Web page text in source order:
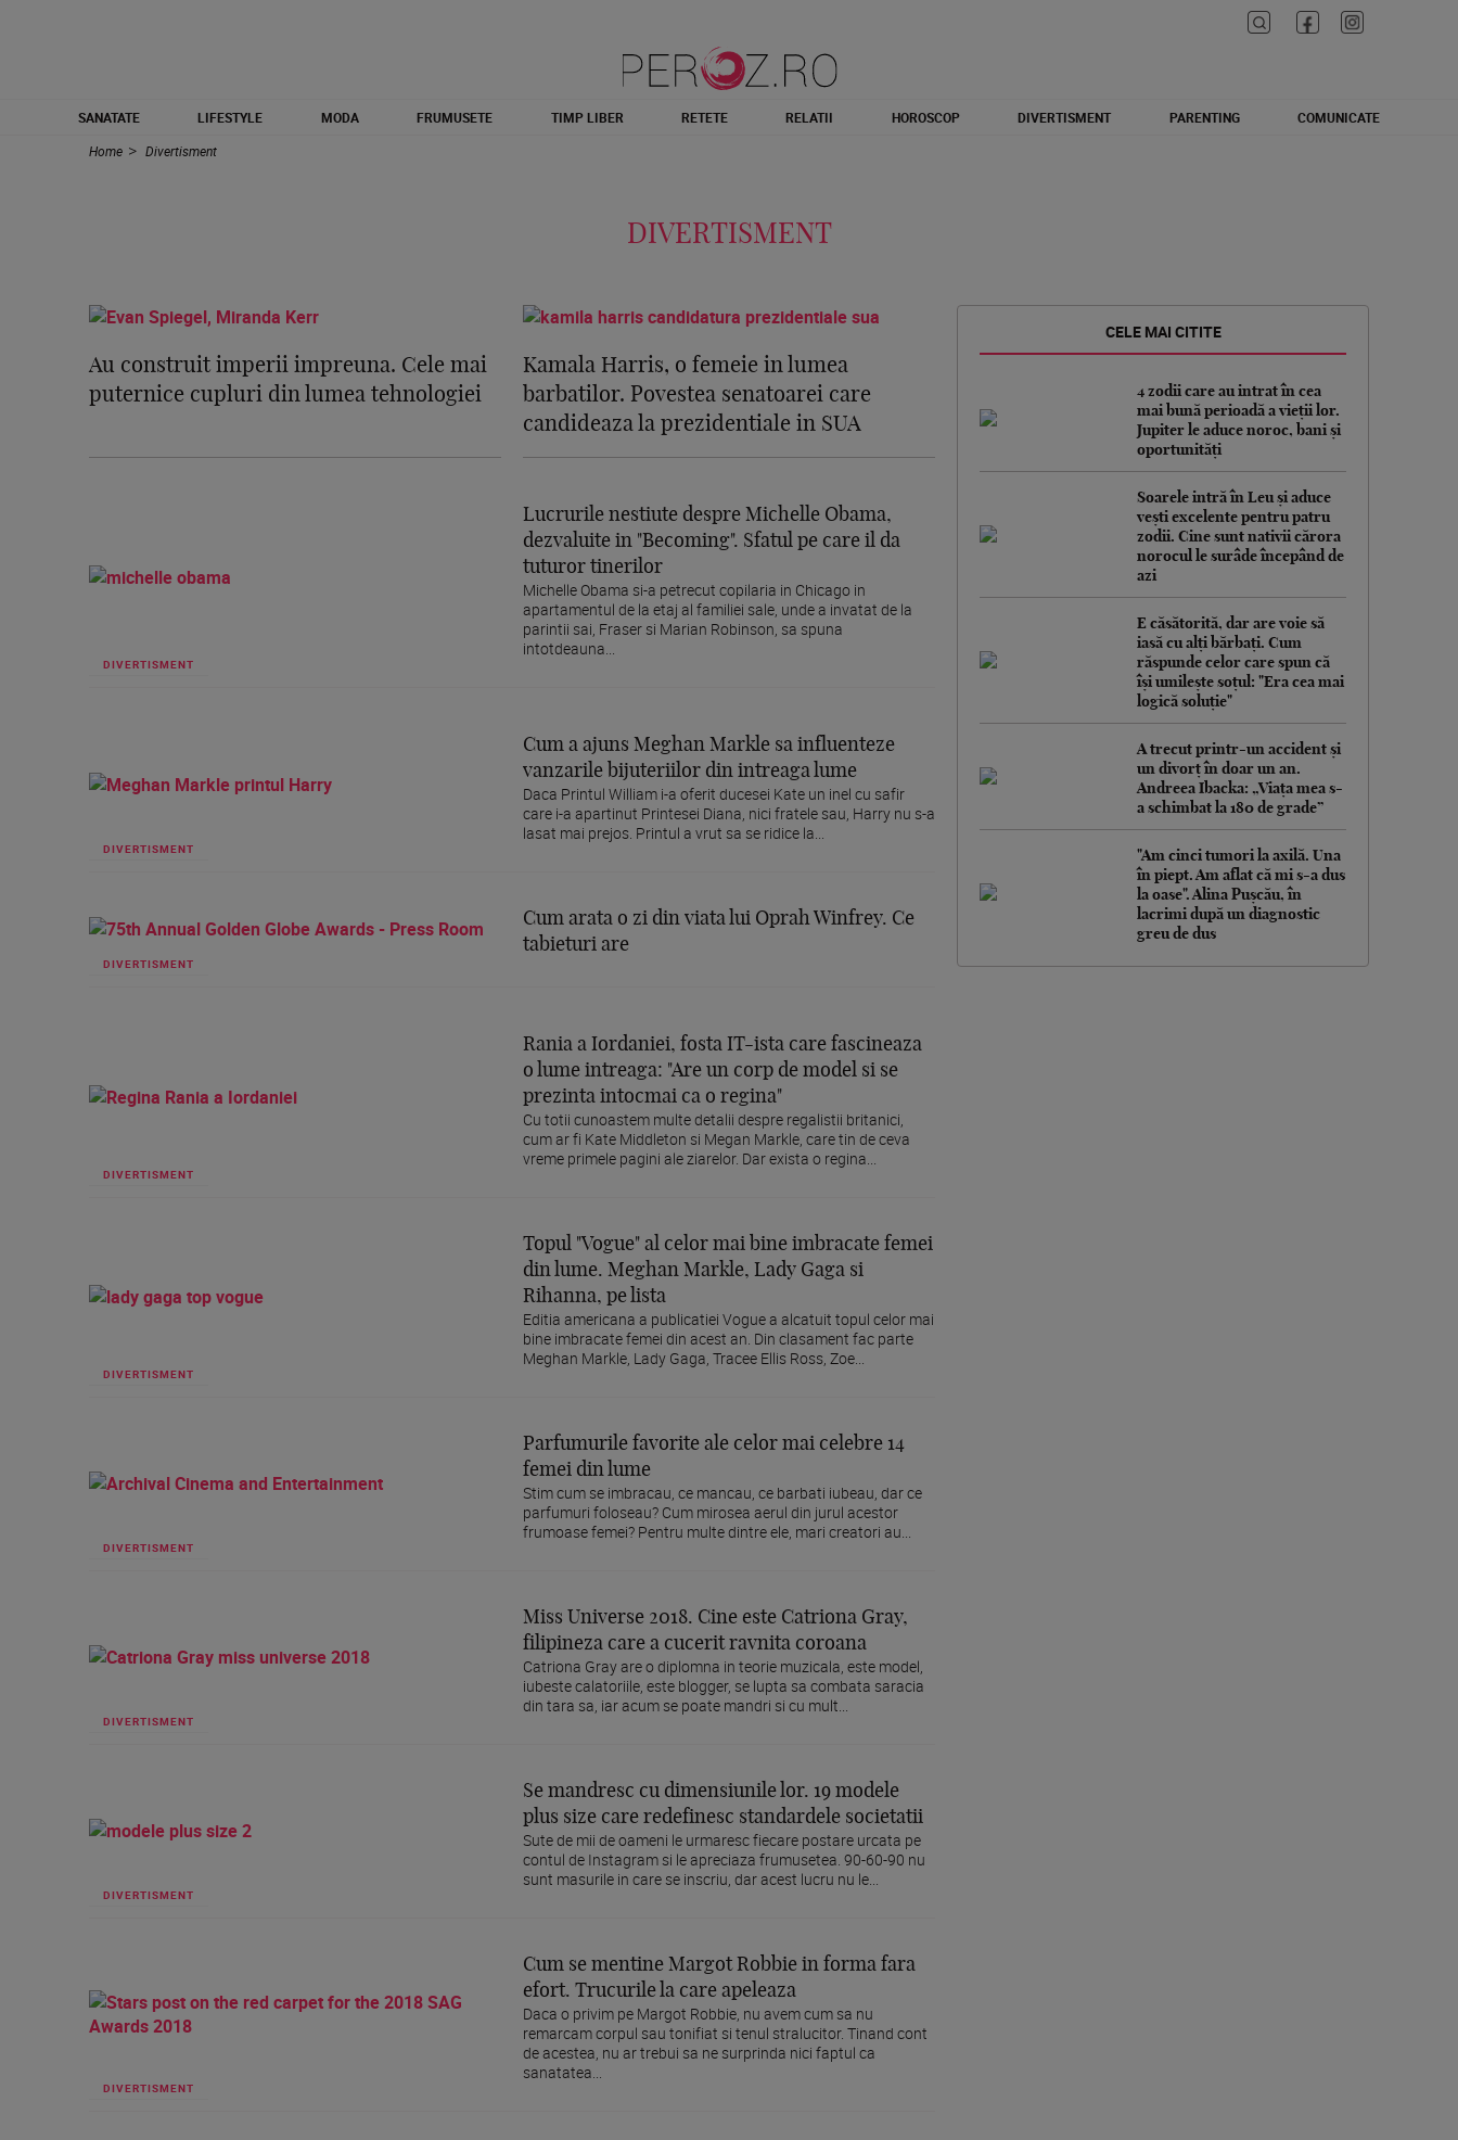
SANATATE LIFESTYLE MODA FRUMUSETE TIMP LIBER RETETE RELATII HOROSCOP DIVERTISMENT PARENTING
COMUNICATE
Home
Divertisment
DIVERTISMENT
Au construit imperii impreuna. Cele mai
puternice cupluri din lumea tehnologiei
Kamala Harris, o femeie in lumea
barbatilor. Povestea senatoarei care
candideaza la prezidentiale in SUA
DIVERTISMENT
Lucrurile nestiute despre Michelle Obama,
dezvaluite in "Becoming". Sfatul pe care il da
tuturor tinerilor
Michelle Obama si-a petrecut copilaria in Chicago in
apartamentul de la etaj al familiei sale, unde a invatat de la
parintii sai, Fraser si Marian Robinson, sa spuna
intotdeauna...
DIVERTISMENT
Cum a ajuns Meghan Markle sa influenteze
vanzarile bijuteriilor din intreaga lume
Daca Printul William i-a oferit ducesei Kate un inel cu safir
care i-a apartinut Printesei Diana, nici fratele sau, Harry nu s-a
lasat mai prejos. Printul a vrut sa se ridice la...
DIVERTISMENT
Cum arata o zi din viata lui Oprah Winfrey. Ce
tabieturi are
DIVERTISMENT
Rania a Iordaniei, fosta IT-ista care fascineaza
o lume intreaga: "Are un corp de model si se
prezinta intocmai ca o regina"
Cu totii cunoastem multe detalii despre regalistii britanici,
cum ar fi Kate Middleton si Megan Markle, care tin de ceva
vreme primele pagini ale ziarelor. Dar exista o regina...
DIVERTISMENT
Topul "Vogue" al celor mai bine imbracate femei
din lume. Meghan Markle, Lady Gaga si
Rihanna, pe lista
Editia americana a publicatiei Vogue a alcatuit topul celor mai
bine imbracate femei din acest an. Din clasament fac parte
Meghan Markle, Lady Gaga, Tracee Ellis Ross, Zoe...
DIVERTISMENT
Parfumurile favorite ale celor mai celebre 14
femei din lume
Stim cum se imbracau, ce mancau, ce barbati iubeau, dar ce
parfumuri foloseau? Cum mirosea aerul din jurul acestor
frumoase femei? Pentru multe dintre ele, mari creatori au...
DIVERTISMENT
Miss Universe 2018. Cine este Catriona Gray,
filipineza care a cucerit ravnita coroana
Catriona Gray are o diplomna in teorie muzicala, este model,
iubeste calatoriile, este blogger, se lupta sa combata saracia
din tara sa, iar acum se poate mandri si cu mult...
DIVERTISMENT
Se mandresc cu dimensiunile lor. 19 modele
plus size care redefinesc standardele societatii
Sute de mii de oameni le urmaresc fiecare postare urcata pe
contul de Instagram si le apreciaza frumusetea. 90-60-90 nu
sunt masurile in care se inscriu, dar acest lucru nu le...
DIVERTISMENT
Cum se mentine Margot Robbie in forma fara
efort. Trucurile la care apeleaza
Daca o privim pe Margot Robbie, nu avem cum sa nu
remarcam corpul sau tonifiat si tenul stralucitor. Tinand cont
de acestea, nu ar trebui sa ne surprinda nici faptul ca
sanatatea...
CELE MAI CITITE
4 zodii care au intrat în cea
mai bună perioadă a vieții lor.
Jupiter le aduce noroc, bani și
oportunități
Soarele intră în Leu și aduce
vești excelente pentru patru
zodii. Cine sunt nativii cărora
norocul le surâde începând de
azi
E căsătorită, dar are voie să
iasă cu alți bărbați. Cum
răspunde celor care spun că
își umilește soțul: "Era cea mai
logică soluție"
A trecut printr-un accident și
un divorț în doar un an.
Andreea Ibacka: „Viața mea s-
a schimbat la 180 de grade”
"Am cinci tumori la axilă. Una
în piept. Am aflat că mi s-a dus
la oase". Alina Pușcău, în
lacrimi după un diagnostic
greu de dus